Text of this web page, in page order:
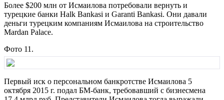
Более $200 млн от Исмаилова потребовали вернуть и
турецкие банки Halk Bankasi и Garanti Bankasi. Они давали
деньги турецким компаниям Исмаилова на строительство
Mardan Palace.
Фото 11.
Первый иск о персональном банкротстве Исмаилова 5
октября 2015 г. подал БМ-банк, требовавший с бизнесмена